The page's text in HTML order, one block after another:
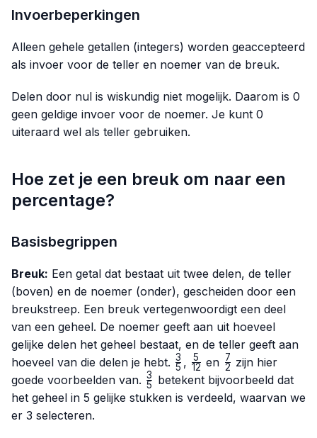
Invoerbeperkingen
Alleen gehele getallen (integers) worden geaccepteerd
als invoer voor de teller en noemer van de breuk.
Delen door nul is wiskundig niet mogelijk. Daarom is 0
geen geldige invoer voor de noemer. Je kunt 0
uiteraard wel als teller gebruiken.
Hoe zet je een breuk om naar een
percentage?
Basisbegrippen
Breuk: Een getal dat bestaat uit twee delen, de teller
(boven) en de noemer (onder), gescheiden door een
breukstreep. Een breuk vertegenwoordigt een deel
van een geheel. De noemer geeft aan uit hoeveel
gelijke delen het geheel bestaat, en de teller geeft aan
hoeveel van die delen je hebt. \frac{3}
{5}
5
3 , \frac{5}
{12}
12
5 en \frac{7}
{2}
2
7 zijn hier
goede voorbeelden van. \frac{3}
{5}
5
3
betekent bijvoorbeeld dat
het geheel in 5 gelijke stukken is verdeeld, waarvan we
er 3 selecteren.